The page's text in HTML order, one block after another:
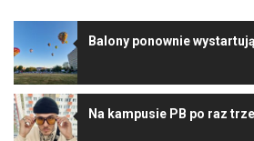
Balony ponownie
Na kampusie PB po raz